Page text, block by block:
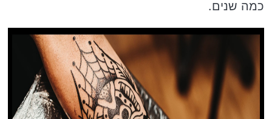
כמה שנים.